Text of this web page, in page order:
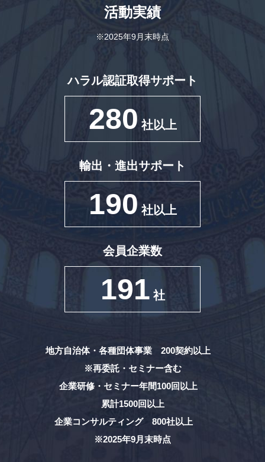
活動実績
※2025年9月末時点
ハラル認証取得サポート
280 社以上
輸出・進出サポート
190 社以上
会員企業数
191 社
地方自治体・各種団体事業 200契約以上
※再委託・セミナー含む
企業研修・セミナー年間100回以上
累計1500回以上
企業コンサルティング 800社以上
※2025年9月末時点